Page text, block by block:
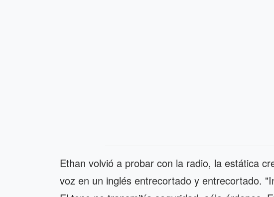
Ethan volvió a probar con la radio, la estática
voz en un inglés entrecortado y entrecortado.